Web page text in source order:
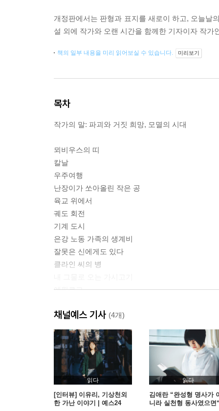
개정판에서는 판형과 표지를 새로이 하고, 오늘날
설 외에 작가와 오랜 시간을 함께한 기자이자 작가
책의 일부 내용을 미리 읽어보실 수 있습니다. 미리보기
목차
작가의 말: 파괴와 거짓 희망, 모멸의 시대
뫼비우스의 띠
칼날
우주여행
난장이가 쏘아올린 작은 공
육교 위에서
궤도 회전
기계 도시
은강 노동 가족의 생계비
잘못은 신에게도 있다
클라인 씨의 병
에필로그
부끄러움에 대한 이야기-이문영
대립의 초극미, 그 카오스모스의 시학-우찬제
대립적 세계관과 미학-김병익
채널예스 기사 (4개)
읽다
[인터뷰] 이유리, 기상천외
한 가난 이야기 | 예스24
읽다
김애란 “완성형 명사가
니라 실천형 동사였으면